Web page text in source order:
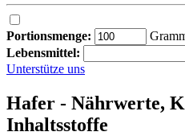
Portionsmenge:
Lebensmittel:
Unterstütze uns
Hafer - Nährwerte,
Inhaltsstoffe